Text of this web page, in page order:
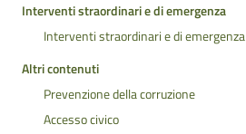
Interventi straordinari e di emergenza
Interventi straordinari e di emergenza
Altri contenuti
Prevenzione della corruzione
Accesso civico